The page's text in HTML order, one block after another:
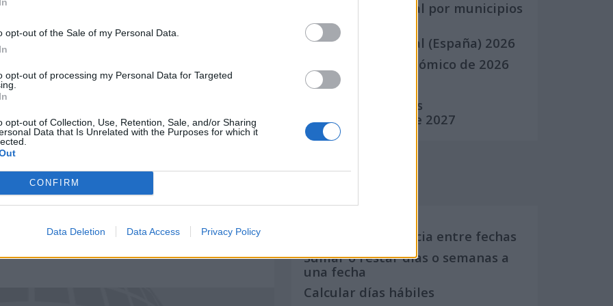
opt-out of the Sale of my Personal Data.
opt-out of processing my Personal Data for Targeted
opt-out of Collection, Use, Retention, Sale, and/or Sharing
Data that Is Unrelated with the Purposes for which it
CONFIRM
Data Deletion Data Access Privacy Policy
hábiles (España)
y quieres enviarnos más información,
de redacción aquí.
podrían interesarte
Calendario Laboral por municipios
(España)
Calendario Laboral (España) 2026
Calendario Astronómico de 2026
Calendario Lunar
Calendario de Días
Internacionales de 2027
Calcula la diferencia entre fechas
Sumar o restar días o semanas a
una fecha
Calcular días hábiles